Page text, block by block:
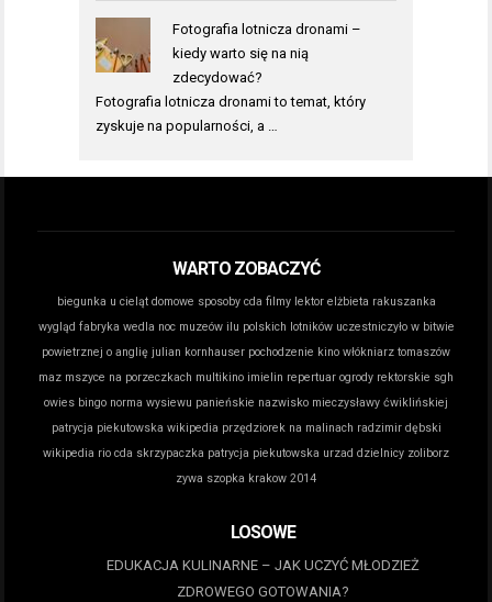
Fotografia lotnicza dronami –
kiedy warto się na nią
zdecydować?
Fotografia lotnicza dronami to temat, który
zyskuje na popularności, a …
WARTO ZOBACZYĆ
biegunka u cieląt domowe sposoby cda filmy lektor elżbieta rakuszanka
wygląd fabryka wedla noc muzeów ilu polskich lotników uczestniczyło w bitwie
powietrznej o anglię julian kornhauser pochodzenie kino włókniarz tomaszów
maz mszyce na porzeczkach multikino imielin repertuar ogrody rektorskie sgh
owies bingo norma wysiewu panieńskie nazwisko mieczysławy ćwiklińskiej
patrycja piekutowska wikipedia przędziorek na malinach radzimir dębski
wikipedia rio cda skrzypaczka patrycja piekutowska urzad dzielnicy zoliborz
zywa szopka krakow 2014
LOSOWE
EDUKACJA KULINARNE – JAK UCZYĆ MŁODZIEŻ
ZDROWEGO GOTOWANIA?